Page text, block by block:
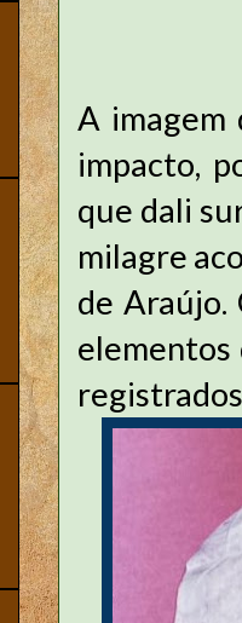
A imagem
impacto,
que dali
milagre
de